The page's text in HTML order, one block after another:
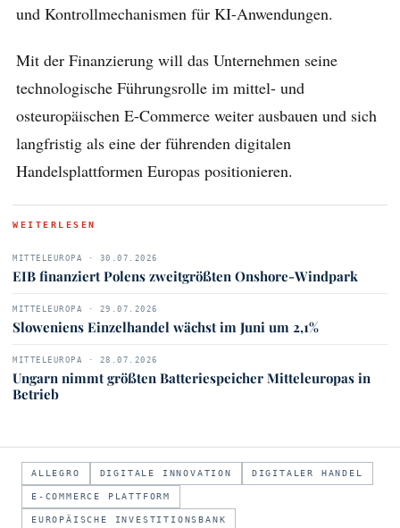
und Kontrollmechanismen für KI-Anwendungen.
Mit der Finanzierung will das Unternehmen seine
technologische Führungsrolle im mittel- und
osteuropäischen E-Commerce weiter ausbauen und sich
langfristig als eine der führenden digitalen
Handelsplattformen Europas positionieren.
WEITERLESEN
MITTELEUROPA · 30.07.2026
EIB finanziert Polens zweitgrößten Onshore-Windpark
MITTELEUROPA · 29.07.2026
Sloweniens Einzelhandel wächst im Juni um 2,1%
MITTELEUROPA · 28.07.2026
Ungarn nimmt größten Batteriespeicher Mitteleuropas in
Betrieb
ALLEGRO DIGITALE INNOVATION DIGITALER HANDEL
E-COMMERCE PLATTFORM
EUROPÄISCHE INVESTITIONSBANK